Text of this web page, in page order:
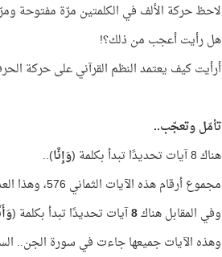
لاحظ حركة الألف في الكلمتين مرّة مفتوحة
هل رأيت أعجب من ذلك؟!
أرأيت كيف يعتمد النظم القرآني على حركة
تأمّل وتعجّب..
هناك 8 آيات تحديدًا تبدأ بكلمة (
وَإِنَّا)..
مجموع أرقام هذه الآيات الثماني 576، وهذا العدد =
وفي المقابل هناك8آيات تحديدًا تبدأ بكلمة (
وهذه الآيات جميعها جاءت في سورة الجن..